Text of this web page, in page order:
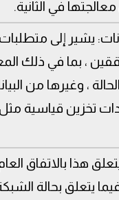
في الثانية.
يشير إلى
، بما في ذلك
، وغيرها من
تخزين قياسية مثل
هذا بالاتفاق
يتعلق بحالة